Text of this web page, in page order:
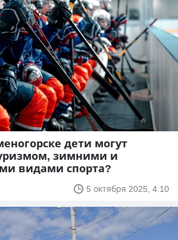
дети могут
зимними и
видами спорта?
5 октября 2025, 4:10